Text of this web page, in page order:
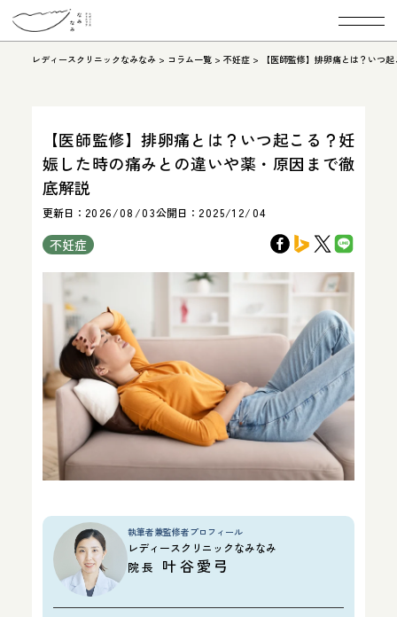
レディースクリニックなみなみ> コラム一覧> 不妊症> 【医師監修】排卵痛とは？いつ
【医師監修】排卵痛とは？いつ起こる？妊
娠した時の痛みとの違いや薬・原因まで徹
底解説
更新日： 2026/08/03公開日： 2025/12/04
不妊症
執筆者兼監修者プロフィール
レディースクリニックなみなみ
院長 叶谷愛弓